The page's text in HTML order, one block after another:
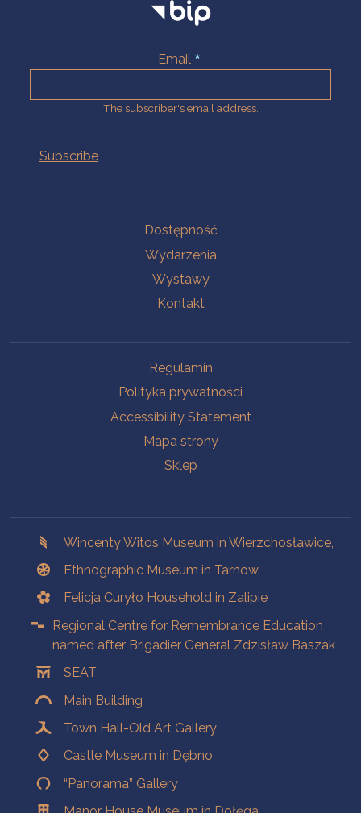
Email
The subscriber's email address.
Dostępność
Wydarzenia
Wystawy
Kontakt
Regulamin
Polityka prywatności
Accessibility Statement
Mapa strony
Sklep
Wincenty Witos Museum in Wierzchosławice,
Ethnographic Museum in Tarnow.
Felicja Curyło Household in Zalipie
Regional Centre for Remembrance Education
named after Brigadier General Zdzisław Baszak
SEAT
Main Building
Town Hall-Old Art Gallery
Castle Museum in Dębno
“Panorama” Gallery